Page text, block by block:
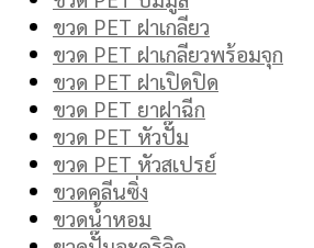
ขวด PET ฝาเกลียว
ขวด PET ฝาเกลียวพร้อมจุก
ขวด PET ฝาเปิดปิด
ขวด PET ยาฝาฉีก
ขวด PET หัวปั๊ม
ขวด PET หัวสเปรย์
ขวดคลีนซิ่ง
ขวดน้ำหอม